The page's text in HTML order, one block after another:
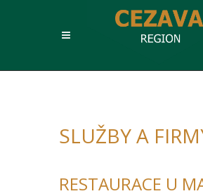
SLUŽBY A
RESTAURACE U